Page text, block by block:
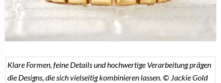
Klare Formen, feine Details und hochwertige Verarbeitung prägen
die Designs, die sich vielseitig kombinieren lassen. © Jackie Gold